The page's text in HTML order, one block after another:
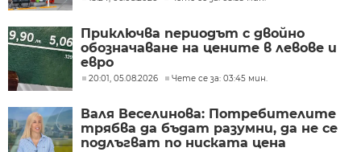
Приключва периодът с двойно
обозначаване на цените в левове и
евро
20:01, 05.08.2026 Чете се за: 03:45 мин.
Валя Веселинова: Потребителите
трябва да бъдат разумни, да не се
подлъгват по ниската цена